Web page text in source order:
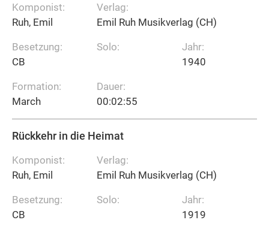
Komponist:
Ruh, Emil
Besetzung:
CB
Formation:
March
Verlag:
Emil Ruh Musikverlag (CH)
Solo:
Dauer:
00:02:55
Jahr:
1940
Rückkehr in die Heimat
Komponist:
Ruh, Emil
Besetzung:
CB
Verlag:
Emil Ruh Musikverlag (CH)
Solo:
Jahr:
1919